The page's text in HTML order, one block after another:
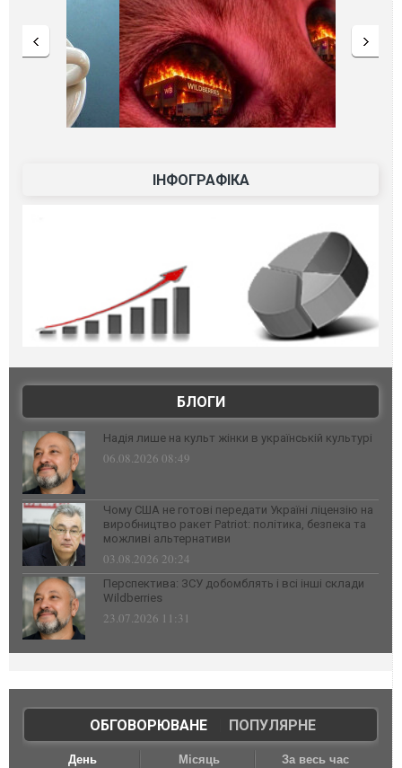
ІНФОГРАФІКА
БЛОГИ
Надія лише на культ жінки в українській культурі
06.08.2026 08:49
Чому США не готові передати Україні ліцензію на
виробництво ракет Patriot: політика, безпека та
можливі альтернативи
03.08.2026 20:24
Перспектива: ЗСУ добомблять і всі інші склади
Wildberries
23.07.2026 11:31
ОБГОВОРЮВАНЕ| ПОПУЛЯРНЕ
День Місяць За весь час